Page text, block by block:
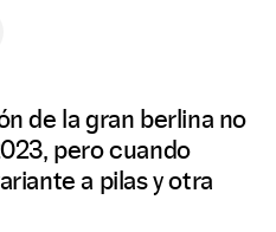
de la gran berlina no
pero cuando
a pilas y otra